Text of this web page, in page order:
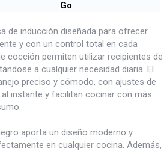
Go
de inducción diseñada para ofrecer
y con un control total en cada
cocción permiten utilizar recipientes de
a cualquier necesidad diaria. El
preciso y cómodo, con ajustes de
instante y facilitan cocinar con más
aporta un diseño moderno y
en cualquier cocina. Además,